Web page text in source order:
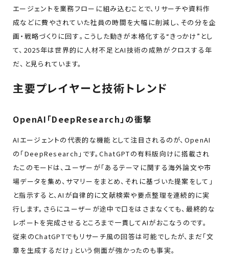
エージェントを業務フローに組み込むことで、リサーチや資料作
成などに費やされていた社員の時間を大幅に削減し、その分を企
画・戦略づくりに回す――。こうした動きが本格化する“きっかけ”とし
て、2025年は世界的に人材不足とAI技術の成熟がクロスする年
だ、と見られています。
主要プレイヤーと技術トレンド
OpenAI「DeepResearch」の衝撃
AIエージェントの代表的な機能として注目されるのが、OpenAI
の「DeepResearch」です。ChatGPTの有料版向けに搭載され
たこのモードは、ユーザーが「あるテーマに関する海外論文や市
場データを集め、サマリーをまとめ、それに基づいた提案をして」
と指示すると、AIが自律的に文献検索や要点整理を連続的に実
行します。さらにユーザーが途中で口をはさまなくても、最終的な
レポートを完成させるところまで一貫してAIがおこなうのです。
従来のChatGPTでもリサーチ風の回答は可能でしたが、まだ「文
章を生成するだけ」という側面が強かったのも事実。